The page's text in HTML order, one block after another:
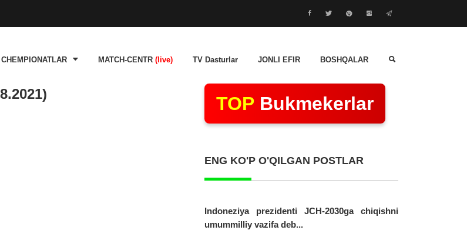
CHEMPIONATLAR MATCH-CENTR (live) TV Dasturlar JONLI EFIR BOSHQALAR
TOP Bukmekerlar
ENG KO'P O'QILGAN POSTLAR
Indoneziya prezidenti JCH-2030ga chiqishni
umummilliy vazifa deb...